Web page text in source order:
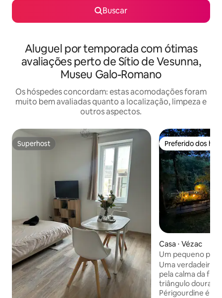
Buscar
Aluguel por temporada com ótimas
avaliações perto de Sítio de Vesunna,
Museu Galo-Romano
Os hóspedes concordam: estas acomodações foram
muito bem avaliadas quanto a localização, limpeza e
outros aspectos.
Superhost
Superhost Preferido dos
Preferido dos
Casa ⋅ Vézac
Um pequeno
Uma verdadeira fatia
pela calma da
triângulo
Périgourdine é localizado em uma aldeia